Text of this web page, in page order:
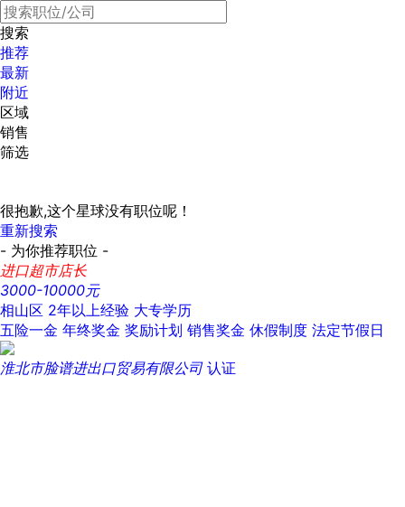
搜索
推荐
最新
附近
区域
销售
筛选
很抱歉,这个星球没有职位呢！
重新搜索
- 为你推荐职位 -
进口超市店长
3000-10000元
相山区 2年以上经验 大专学历
五险一金 年终奖金 奖励计划 销售奖金 休假制度 法定节假日
淮北市脸谱进出口贸易有限公司 认证